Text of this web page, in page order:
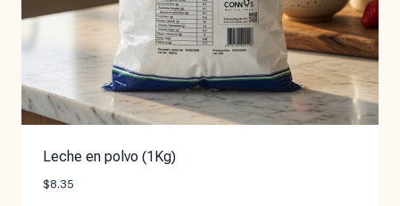
Leche en polvo (1Kg)
$8.35